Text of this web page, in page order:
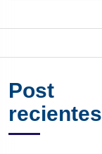
Post
recientes